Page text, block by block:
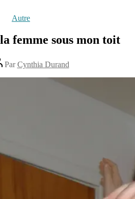
Catégories
Autre
femme sous mon toit
ParCynthia Durand